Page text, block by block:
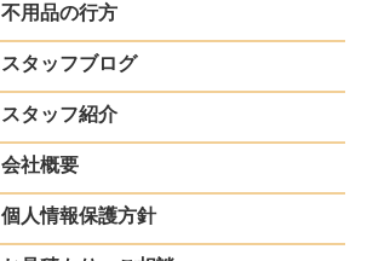
不用品の行方
スタッフブログ
スタッフ紹介
会社概要
個人情報保護方針